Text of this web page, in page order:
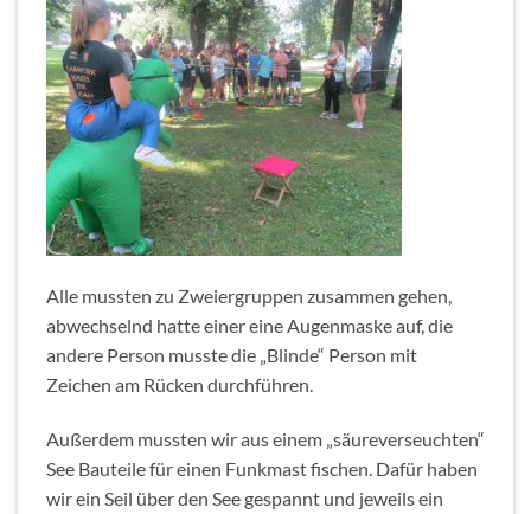
Alle mussten zu Zweiergruppen zusammen gehen,
abwechselnd hatte einer eine Augenmaske auf, die
andere Person musste die „Blinde“ Person mit
Zeichen am Rücken durchführen.
Außerdem mussten wir aus einem „säureverseuchten“
See Bauteile für einen Funkmast fischen. Dafür haben
wir ein Seil über den See gespannt und jeweils ein